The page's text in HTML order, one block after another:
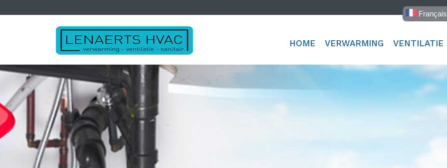
Français
HOME VERWARMING VENTILATIE